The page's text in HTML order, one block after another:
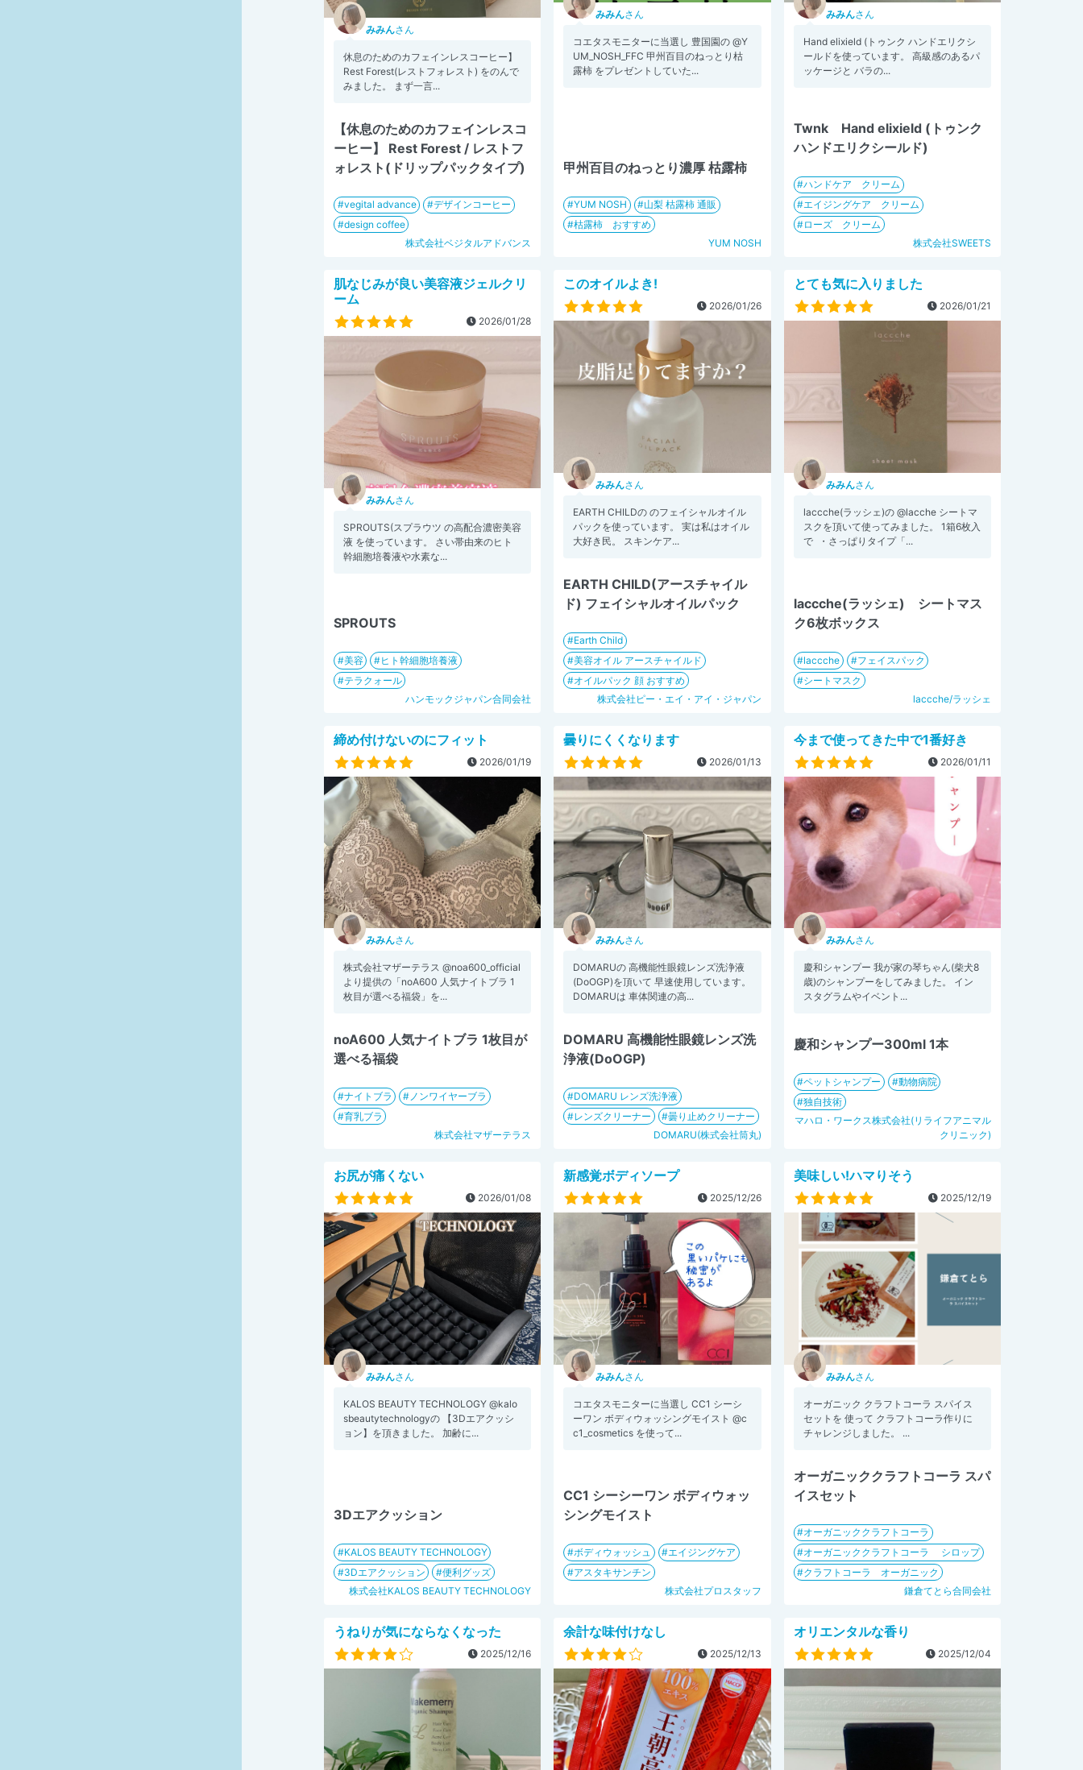
みみんさん
休息のためのカフェインレスコーヒー】
Rest Forest(レストフォレスト) をのんで
みました。 まず一言...
【休息のためのカフェインレスコ
ーヒー】 Rest Forest / レストフ
ォレスト(ドリップパックタイプ)
vegital advance
デザインコーヒー
design coffee
株式会社ベジタルアドバンス
みみんさん
コエタスモニターに当選し 豊国園の @Y
UM_NOSH_FFC 甲州百目のねっとり枯
露柿 をプレゼントしていた...
甲州百目のねっとり濃厚 枯露柿
YUM NOSH
山梨 枯露柿 通販
枯露柿 おすすめ
YUM NOSH
みみんさん
Hand elixield (トゥンク ハンドエリクシ
ールドを使っています。 高級感のあるパ
ッケージと バラの...
Twnk Hand elixield (トゥンク
ハンドエリクシールド)
ハンドケア クリーム
エイジングケア クリーム
ローズ クリーム
株式会社SWEETS
肌なじみが良い美容液ジェルクリ
ーム
2026/01/28
みみんさん
SPROUTS(スプラウツ の高配合濃密美容
液 を使っています。 さい帯由来のヒト
幹細胞培養液や水素な...
SPROUTS
美容
ヒト幹細胞培養液
テラクォール
ハンモックジャパン合同会社
このオイルよき!
2026/01/26
みみんさん
EARTH CHILDの のフェイシャルオイル
パックを使っています。 実は私はオイル
大好き民。 スキンケア...
EARTH CHILD(アースチャイル
ド) フェイシャルオイルパック
Earth Child
美容オイル アースチャイルド
オイルパック 顔 おすすめ
株式会社ピー・エイ・アイ・ジャパン
とても気に入りました
2026/01/21
みみんさん
laccche(ラッシェ)の @lacche シートマ
スクを頂いて使ってみました。 1箱6枚入
で ・さっぱりタイプ「...
laccche(ラッシェ) シートマス
ク6枚ボックス
laccche
フェイスパック
シートマスク
laccche/ラッシェ
締め付けないのにフィット
2026/01/19
みみんさん
株式会社マザーテラス @noa600_official
より提供の「noA600 人気ナイトブラ 1
枚目が選べる福袋」を...
noA600 人気ナイトブラ 1枚目が
選べる福袋
ナイトブラ
ノンワイヤーブラ
育乳ブラ
株式会社マザーテラス
曇りにくくなります
2026/01/13
みみんさん
DOMARUの 高機能性眼鏡レンズ洗浄液
(DoOGP)を頂いて 早速使用しています。
DOMARUは 車体関連の高...
DOMARU 高機能性眼鏡レンズ洗
浄液(DoOGP)
DOMARU レンズ洗浄液
レンズクリーナー
曇り止めクリーナー
DOMARU(株式会社筒丸)
今まで使ってきた中で1番好き
2026/01/11
みみんさん
慶和シャンプー 我が家の琴ちゃん(柴犬8
歳)のシャンプーをしてみました。 イン
スタグラムやイベント...
慶和シャンプー300ml 1本
ペットシャンプー
動物病院
独自技術
マハロ・ワークス株式会社(リライフアニマル
クリニック)
お尻が痛くない
2026/01/08
みみんさん
KALOS BEAUTY TECHNOLOGY @kalo
sbeautytechnologyの 【3Dエアクッシ
ョン】を頂きました。 加齢に...
3Dエアクッション
KALOS BEAUTY TECHNOLOGY
3Dエアクッション
便利グッズ
株式会社KALOS BEAUTY TECHNOLOGY
新感覚ボディソープ
2025/12/26
みみんさん
コエタスモニターに当選し CC1 シーシ
ーワン ボディウォッシングモイスト @c
c1_cosmetics を使って...
CC1 シーシーワン ボディウォッ
シングモイスト
ボディウォッシュ
エイジングケア
アスタキサンチン
株式会社プロスタッフ
美味しい!ハマりそう
2025/12/19
みみんさん
オーガニック クラフトコーラ スパイス
セットを 使って クラフトコーラ作りに
チャレンジしました。 ...
オーガニッククラフトコーラ スパ
イスセット
オーガニッククラフトコーラ
オーガニッククラフトコーラ シロップ
クラフトコーラ オーガニック
鎌倉てとら合同会社
うねりが気にならなくなった
2025/12/16
余計な味付けなし
2025/12/13
オリエンタルな香り
2025/12/04